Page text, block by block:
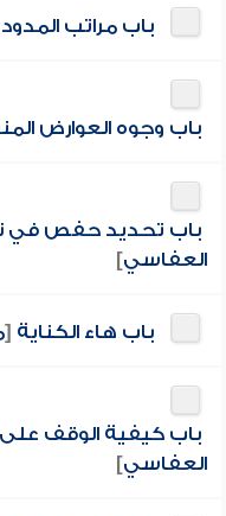
باب مراتب المدود
باب وجوه العوارض
باب تحديد حفص في
العفاسي]
باب هاء الكناية [
باب كيفية الوقف على
العفاسي]